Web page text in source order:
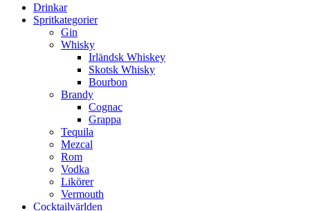
Drinkar
Spritkategorier
Gin
Whisky
Irländsk Whiskey
Skotsk Whisky
Bourbon
Brandy
Cognac
Grappa
Tequila
Mezcal
Rom
Vodka
Likörer
Vermouth
Cocktailvärlden